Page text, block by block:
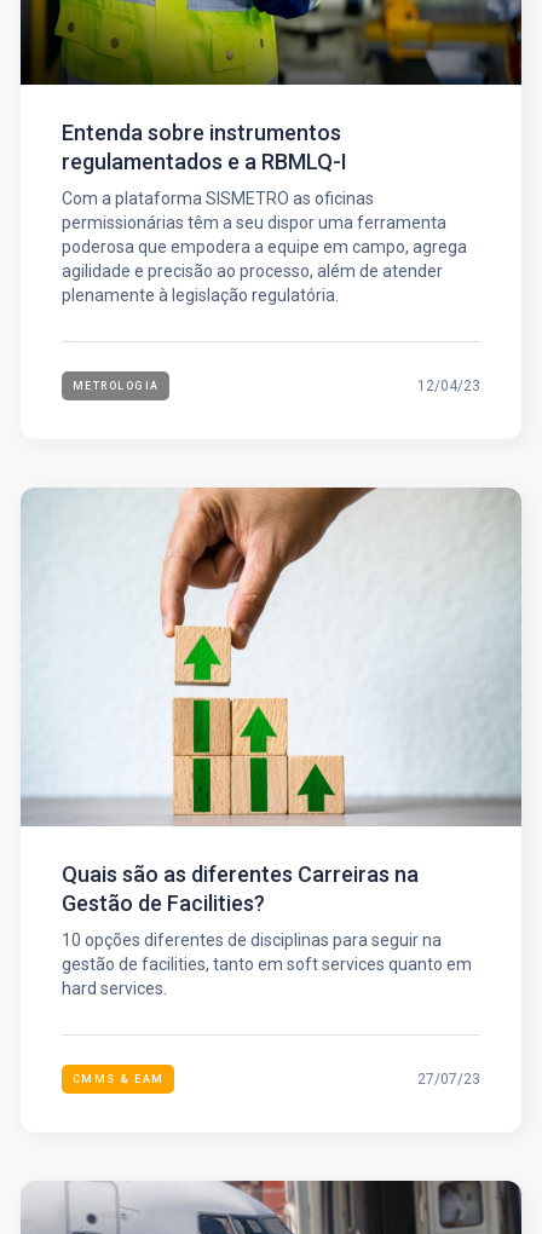
Entenda sobre instrumentos
regulamentados e a RBMLQ-I
Com a plataforma SISMETRO as oficinas
permissionárias têm a seu dispor uma ferramenta
poderosa que empodera a equipe em campo, agrega
agilidade e precisão ao processo, além de atender
plenamente à legislação regulatória.
METROLOGIA 12/04/23
Quais são as diferentes Carreiras na
Gestão de Facilities?
10 opções diferentes de disciplinas para seguir na
gestão de facilities, tanto em soft services quanto em
hard services.
CMMS & EAM 27/07/23